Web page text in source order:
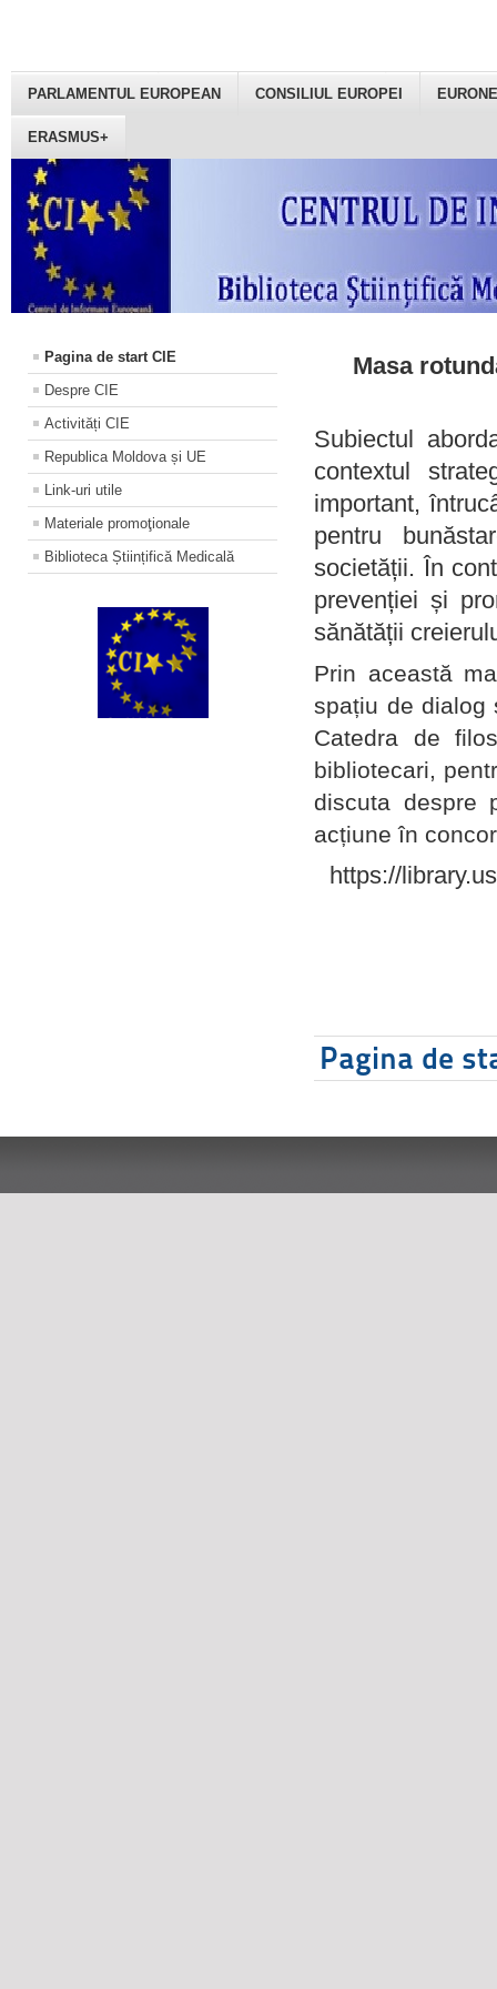
PARLAMENTUL EUROPEAN CONSILIUL EUROPEI
ERASMUS+
Pagina de start CIE
Despre CIE
Activități CIE
Republica Moldova și UE
Link-uri utile
Materiale promoţionale
Biblioteca Științifică Medicală
Masa
Subiectul
contextul
important,
pentru
societății. În
prevenției și
sănătății
Prin această
spațiu de dialog
Catedra de
bibliotecari,
discuta despre
acțiune în
https://
Pagina de